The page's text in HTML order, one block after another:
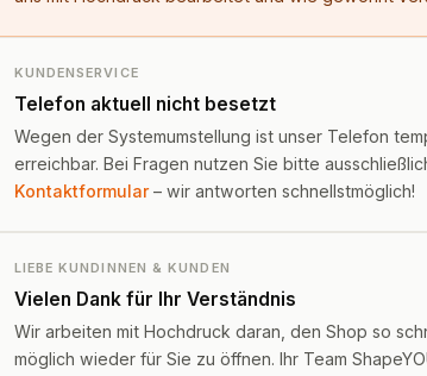
KUNDENSERVICE
Telefon aktuell nicht besetzt
Wegen der Systemumstellung ist unser Telefon
erreichbar. Bei Fragen nutzen Sie bitte
Kontaktformular– wir antworten schnellstmöglich!
LIEBE KUNDINNEN & KUNDEN
Vielen Dank für Ihr Verständnis
Wir arbeiten mit Hochdruck daran, den Shop so
möglich wieder für Sie zu öffnen. Ihr Team